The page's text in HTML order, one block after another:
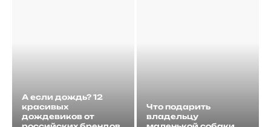
А если дождь? 12
красивых
дождевиков от
Что подарить
владельцу